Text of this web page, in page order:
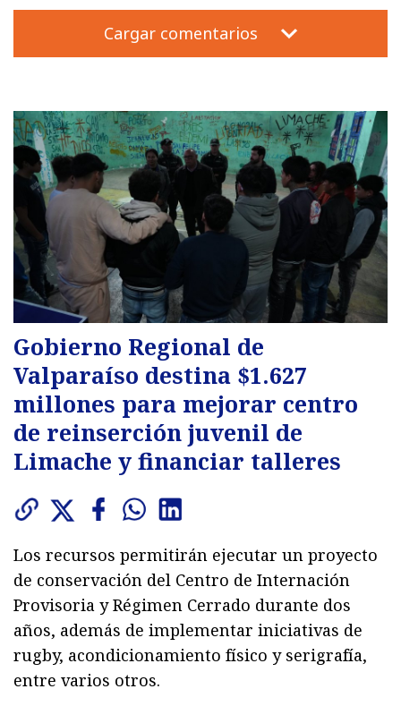
Cargar comentarios
Gobierno Regional de
Valparaíso destina $1.627
millones para mejorar centro
de reinserción juvenil de
Limache y financiar talleres
Los recursos permitirán ejecutar un proyecto
de conservación del Centro de Internación
Provisoria y Régimen Cerrado durante dos
años, además de implementar iniciativas de
rugby, acondicionamiento físico y serigrafía,
entre varios otros.